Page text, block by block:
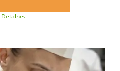
Detalhes